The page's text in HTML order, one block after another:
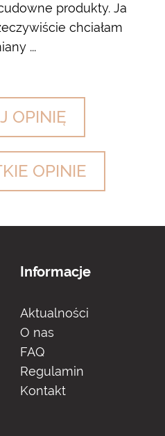
produkty. Ja
chciałam
...
OPINIĘ
OPINIE
Informacje
Aktualności
O nas
FAQ
Regulamin
Kontakt